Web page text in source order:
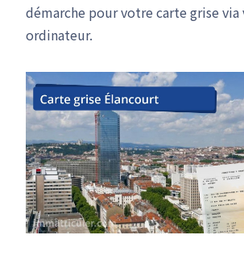
démarche pour votre carte grise via
ordinateur.